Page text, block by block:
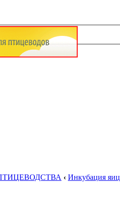
‹ Инкубация яиц